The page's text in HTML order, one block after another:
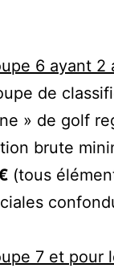
6 ayant 2
de
» de golf
brute
(tous
7 et pour